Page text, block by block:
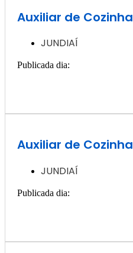
Auxiliar de Cozinha
JUNDIAÍ
Publicada dia:
Auxiliar de Cozinha
JUNDIAÍ
Publicada dia: